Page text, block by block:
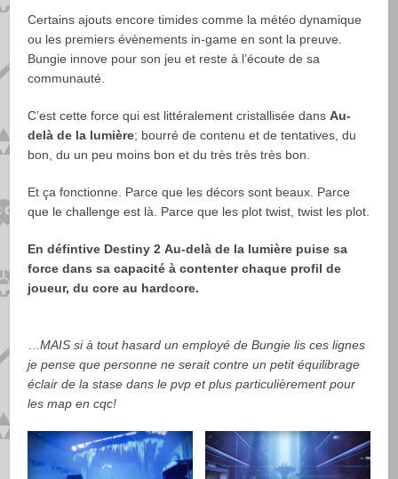
Certains ajouts encore timides comme la météo dynamique
ou les premiers évènements in-game en sont la preuve.
Bungie innove pour son jeu et reste à l’écoute de sa
communauté.
C’est cette force qui est littéralement cristallisée dansAu-
delà de la lumière; bourré de contenu et de tentatives, du
bon, du un peu moins bon et du très très très bon.
Et ça fonctionne. Parce que les décors sont beaux. Parce
que le challenge est là. Parce que les plot twist, twist les plot.
En défintive Destiny 2 Au-delà de la lumière puise sa
force dans sa capacité à contenter chaque profil de
joueur, du core au hardcore.
…MAIS si à tout hasard un employé de Bungie lis ces lignes
je pense que personne ne serait contre un petit équilibrage
éclair de la stase dans le pvp et plus particulièrement pour
les map en cqc!